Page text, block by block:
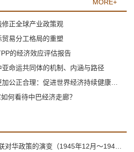
MORE+
正全球产业政策观
易分工格局的重塑
的经济效应评估报告
命运共同体的机制、内涵与路径
何看待中巴经济走廊？
政策的演变（1945年12月～1947年1月）